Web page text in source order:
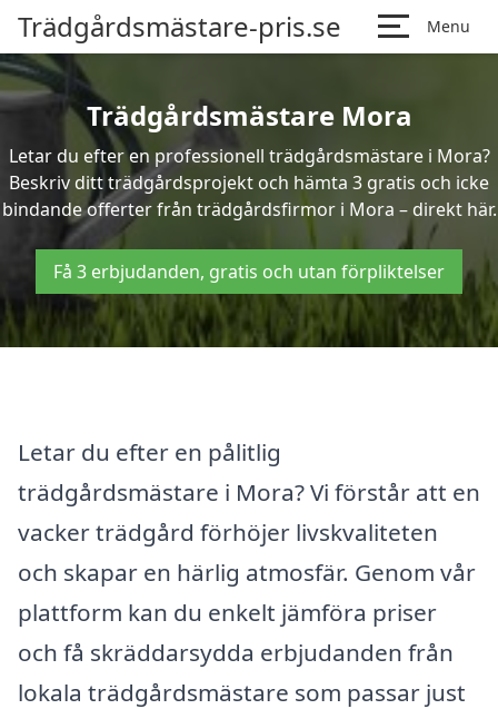
Trädgårdsmästare-pris.se Menu
Trädgårdsmästare Mora
Letar du efter en professionell trädgårdsmästare i Mora?
Beskriv ditt trädgårdsprojekt och hämta 3 gratis och icke
bindande offerter från trädgårdsfirmor i Mora – direkt här.
Få 3 erbjudanden, gratis och utan förpliktelser
Letar du efter en pålitlig
trädgårdsmästare i Mora? Vi förstår att en
vacker trädgård förhöjer livskvaliteten
och skapar en härlig atmosfär. Genom vår
plattform kan du enkelt jämföra priser
och få skräddarsydda erbjudanden från
lokala trädgårdsmästare som passar just